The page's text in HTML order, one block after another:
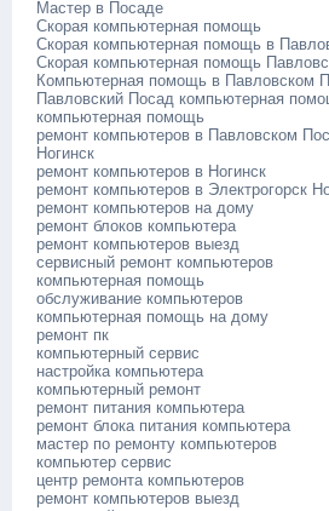
Мастер в Посаде
Скорая компьютерная помощь
Скорая компьютерная помощь в
Скорая компьютерная помощь
Компьютерная помощь в Павловском
Павловский Посад компьютерная
компьютерная помощь
ремонт компьютеров в Павловском
Ногинск
ремонт компьютеров в Ногинск
ремонт компьютеров в Электрогорск
ремонт компьютеров на дому
ремонт блоков компьютера
ремонт компьютеров выезд
сервисный ремонт компьютеров
компьютерная помощь
обслуживание компьютеров
компьютерная помощь на дому
ремонт пк
компьютерный сервис
настройка компьютера
компьютерный ремонт
ремонт питания компьютера
ремонт блока питания компьютера
мастер по ремонту компьютеров
компьютер сервис
центр ремонта компьютеров
ремонт компьютеров выезд